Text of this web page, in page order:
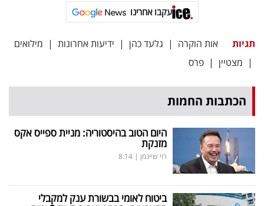
עקבו אחרינו
תגיות אות הוקרה | גלעד כהן | ידיעות אחרונות | מילואים
| מצטיין | פרס
הכתבות החמות
היום הטוב בהיסטוריה: מניית ספייס אקס
מזנקת
רוי שיינמן |
8:14
ביטוח לאומי בבשורת ענק למקבלי